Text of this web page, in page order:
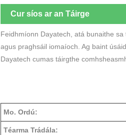
Cur síos ar an Táirge
Feidhmíonn Dayatech, atá bunaithe
agus praghsáil iomaíoch. Ag baint
Dayatech cumas táirgthe
Mo. Ordú:
Téarma Trádála: